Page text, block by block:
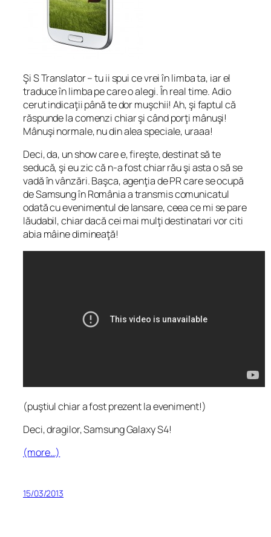
Şi S Translator – tu ii spui ce vrei în limba ta, iar el
traduce în limba pe care o alegi. În real time. Adio
cerut indicaţii până te dor muşchii! Ah, şi faptul că
răspunde la comenzi chiar şi când porţi mânuşi!
Mânuşi normale, nu din alea speciale, uraaa!
Deci, da, un show care e, fireşte, destinat să te
seducă, şi eu zic că n-a fost chiar rău şi asta o să se
vadă în vânzări. Başca, agenţia de PR care se ocupă
de Samsung în România a transmis comunicatul
odată cu evenimentul de lansare, ceea ce mi se pare
lăudabil, chiar dacă cei mai mulţi destinatari vor citi
abia mâine dimineaţă!
(puştiul chiar a fost prezent la eveniment!)
Deci, dragilor, Samsung Galaxy S4!
(more…)
15/03/2013